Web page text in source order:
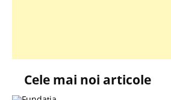
Cele mai noi articole